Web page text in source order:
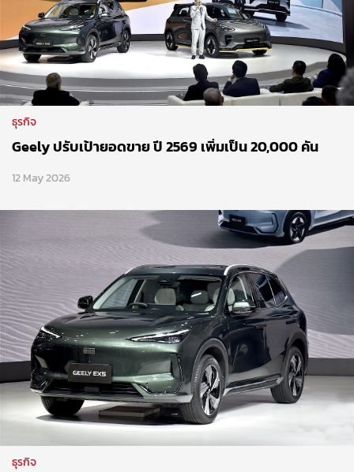
ธุรกิจ
Geely ปรับเป้ายอดขาย ปี 2569 เพิ่มเป็น 20,000 คัน
12 May 2026
ธุรกิจ